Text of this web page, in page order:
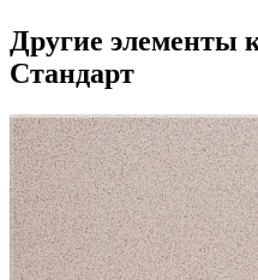
Другие элементы
Стандарт